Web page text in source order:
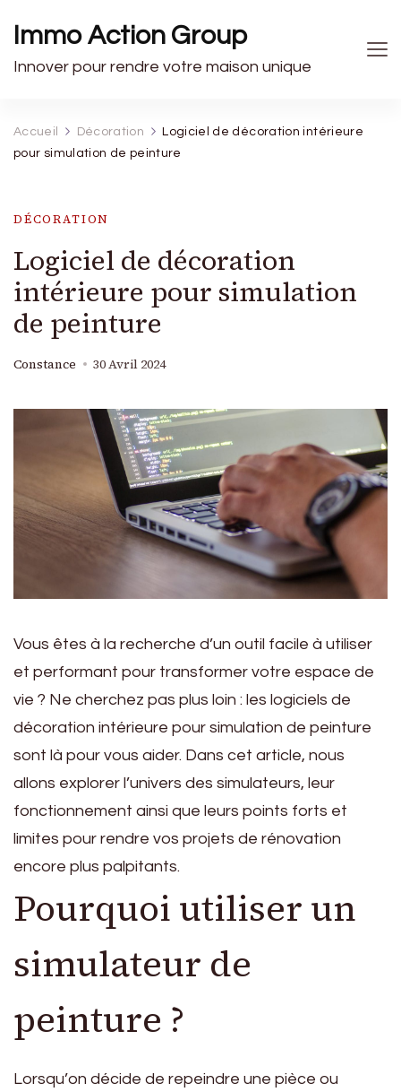
Immo Action Group
Innover pour rendre votre maison unique
Accueil Décoration
Logiciel de décoration intérieure
pour simulation de peinture
DÉCORATION
Logiciel de décoration
intérieure pour simulation
de peinture
Constance 30 Avril 2024
Vous êtes à la recherche d’un outil facile à utiliser
et performant pour transformer votre espace de
vie ? Ne cherchez pas plus loin : les logiciels de
décoration intérieure pour simulation de peinture
sont là pour vous aider. Dans cet article, nous
allons explorer l’univers des simulateurs, leur
fonctionnement ainsi que leurs points forts et
limites pour rendre vos projets de rénovation
encore plus palpitants.
Pourquoi utiliser un
simulateur de
peinture ?
Lorsqu’on décide de repeindre une pièce ou